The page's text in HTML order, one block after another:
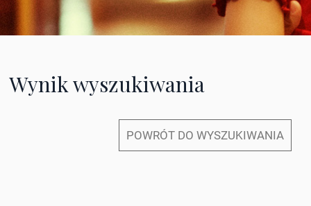
Wynik wyszukiwania
POWRÓT DO WYSZUKIWANIA